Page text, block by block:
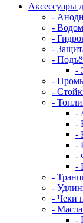
Аксессуары
-
-
-
-
-
-
-
-
-
-
-
-
-
-
-
-
-
- Чеки
-
-